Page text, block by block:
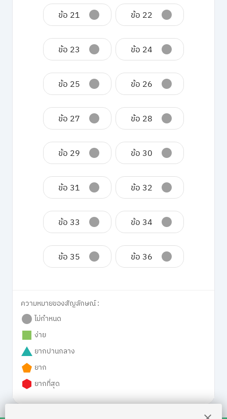
ข้อ 21 ข้อ 22
ข้อ 23 ข้อ 24
ข้อ 25 ข้อ 26
ข้อ 27 ข้อ 28
ข้อ 29 ข้อ 30
ข้อ 31 ข้อ 32
ข้อ 33 ข้อ 34
ข้อ 35 ข้อ 36
ความหมายของสัญลักษณ์ :
ไม่กำหนด
ง่าย
ยากปานกลาง
ยาก
ยากที่สุด